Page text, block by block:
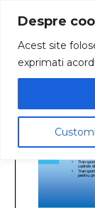
Despre
Acest site
exprimati
Analiza SWOT